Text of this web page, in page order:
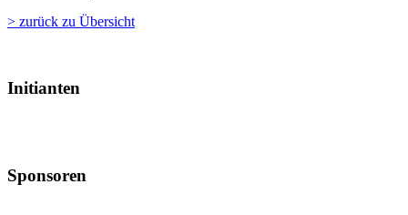
> zurück zu Übersicht
Initianten
Sponsoren